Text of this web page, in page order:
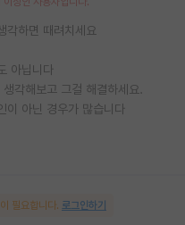
각하면 때려치세요
아닙니다
각해보고 그걸 해결하세요.
이 아닌 경우가 많습니다
필요합니다. 로그인하기